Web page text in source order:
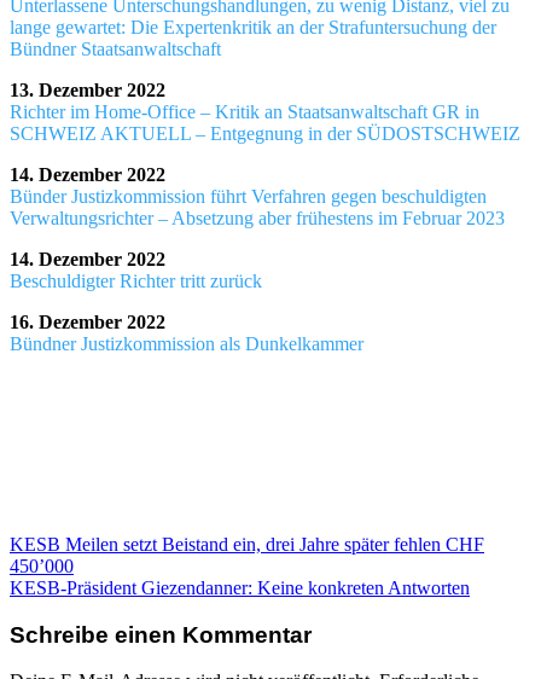
Unterlassene Unterschungshandlungen, zu wenig Distanz, viel zu
lange gewartet: Die Expertenkritik an der Strafuntersuchung der
Bündner Staatsanwaltschaft
13. Dezember 2022
Richter im Home-Office – Kritik an Staatsanwaltschaft GR in
SCHWEIZ AKTUELL – Entgegnung in der SÜDOSTSCHWEIZ
14. Dezember 2022
Bünder Justizkommission führt Verfahren gegen beschuldigten
Verwaltungsrichter – Absetzung aber frühestens im Februar 2023
14. Dezember 2022
Beschuldigter Richter tritt zurück
16. Dezember 2022
Bündner Justizkommission als Dunkelkammer
Beitragsnavigation
KESB Meilen setzt Beistand ein, drei Jahre später fehlen CHF
450’000
KESB-Präsident Giezendanner: Keine konkreten Antworten
Schreibe einen Kommentar